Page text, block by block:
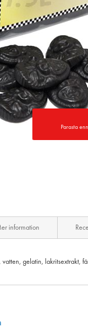
Parasta
vatten, gelatin,
information